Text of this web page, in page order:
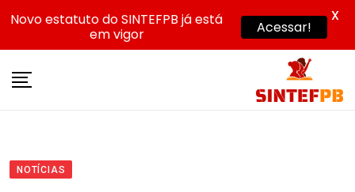
NOTÍCIAS
Novo estatuto do SINTEFPB já está
em vigor
Acessar!
X